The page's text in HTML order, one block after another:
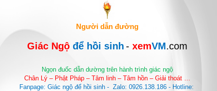
Người dẫn đường
Giác Ngộ để hồi sinh - xemVM.com
Ngọn đuốc dẫn dường trên hành trình giác ngộ
Chân Lý – Phật Pháp – Tâm linh – Tâm hồn – Giải thoát …
Fanpage: Giác ngộ để hồi sinh -  Zalo: 0926.138.186 - Hotline: